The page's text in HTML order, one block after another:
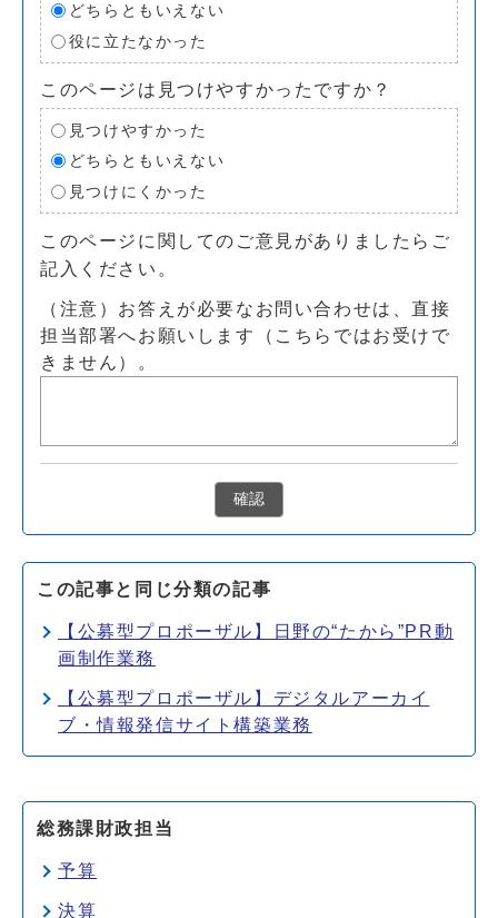
どちらともいえない
役に立たなかった
このページは見つけやすかったですか？
見つけやすかった
どちらともいえない
見つけにくかった
このページに関してのご意見がありましたらご
記入ください。
（注意）お答えが必要なお問い合わせは、直接
担当部署へお願いします（こちらではお受けで
きません）。
確認
この記事と同じ分類の記事
【公募型プロポーザル】日野の“たから”PR動
画制作業務
【公募型プロポーザル】デジタルアーカイ
ブ・情報発信サイト構築業務
総務課財政担当
予算
決算